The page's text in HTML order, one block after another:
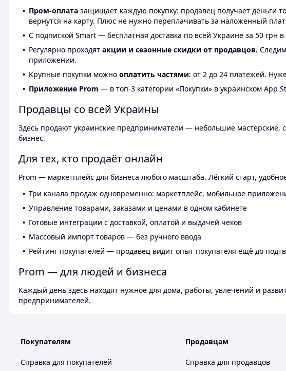
Пром-оплата защищает каждую покупку: продавец получает деньги
вернутся на карту. Плюс не нужно переплачивать за наложенный
С подпиской Smart — бесплатная доставка по всей Украине за 50 грн
Регулярно проходят акции и сезонные скидки от продавцов.
приложении.
Крупные покупки можно оплатить частями: от 2 до 24 платежей.
Приложение Prom — в топ-3 категории «Покупки» в украинском App
Продавцы со всей Украины
Здесь продают украинские предприниматели — небольшие
бизнес.
Для тех, кто продаёт онлайн
Prom — маркетплейс для бизнеса любого масштаба. Лёгкий старт,
Три канала продаж одновременно: маркетплейс, мобильное
Управление товарами, заказами и ценами в одном кабинете
Готовые интеграции с доставкой, оплатой и выдачей чеков
Массовый импорт товаров — без ручного ввода
Рейтинг покупателей — продавец видит опыт покупателя ещё до
Prom — для людей и бизнеса
Каждый день здесь находят нужное для дома, работы, увлечений и
предпринимателей.
Покупателям
Справка для покупателей
Продавцам
Справка для продавцов